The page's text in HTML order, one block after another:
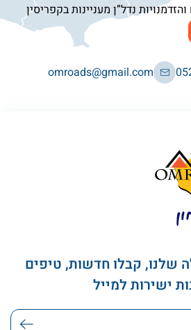
נדל”ן מעניינות בקפריסין
omroads@gmail.com
שלנו, קבלו חדשות, טיפים
ישירות למייל